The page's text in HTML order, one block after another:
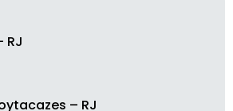
RJ
– RJ